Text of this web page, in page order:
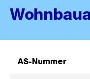
AS-Nummer